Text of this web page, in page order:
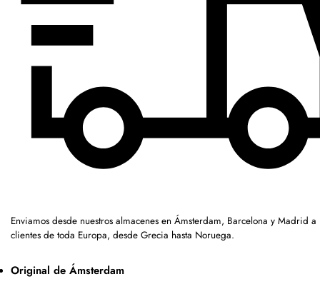
Enviamos desde nuestros almacenes en Ámsterdam, Barcelona y Madrid a
clientes de toda Europa, desde Grecia hasta Noruega.
Original de Ámsterdam